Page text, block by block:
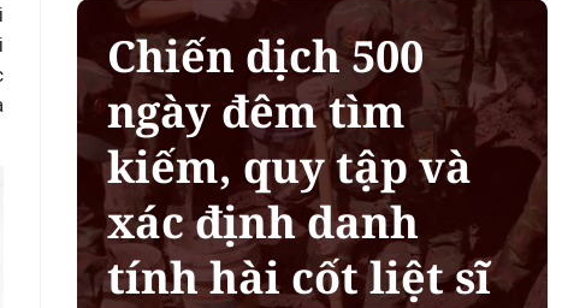
Chiến dịch 500
ngày đêm tìm
kiếm, quy tập và
xác định danh
tính hài cốt liệt sĩ